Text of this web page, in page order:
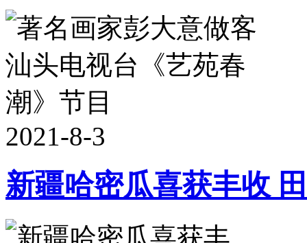
2021-8-3
新疆哈密瓜喜获丰收